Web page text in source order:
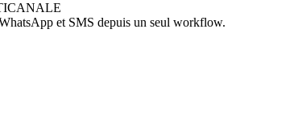
et SMS depuis un seul workflow.